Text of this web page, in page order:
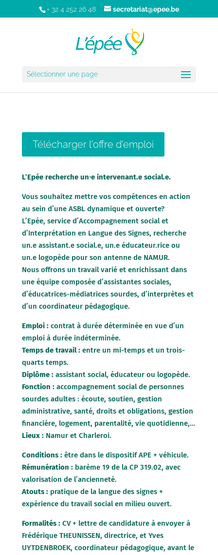
+ 32 4 252 26 48 secretariat@epee.be
Sélectionner une page
Télécharger l'offre d'emploi
L’Epée recherche un⸱e intervenant.e social.e.
Vous souhaitez mettre vos compétences en action
au sein d’une ASBL dynamique et ouverte?
L’Epée, service d’Accompagnement social et
d’Interprétation en Langue des Signes, recherche
un.e assistant.e social.e, un.e éducateur.rice ou
un.e logopède pour son antenne de NAMUR.
Nous offrons un travail varié et enrichissant dans
une équipe composée d’assistantes sociales,
d’éducatrices-médiatrices sourdes, d’interprètes et
d’un coordinateur pédagogique.
Emploi :contrat à durée déterminée en vue d’un
emploi à durée indéterminée.
Temps de travail :entre un mi-temps et un trois-
quarts temps.
Diplôme :assistant social, éducateur ou logopède.
Fonction :accompagnement social de personnes
sourdes adultes : écoute, soutien, gestion
administrative, santé, droits et obligations, gestion
financière, logement, parentalité, vie quotidienne,…
Lieux :Namur et Charleroi.
Conditions :être dans le dispositif APE + véhicule.
Rémunération :barème 19 de la CP 319.02, avec
valorisation de l’ancienneté.
Atouts :pratique de la langue des signes +
expérience du travail social en milieu ouvert.
Formalités :CV + lettre de candidature à envoyer à
Frédérique THEUNISSEN, directrice, et Yves
UYTDENBROEK, coordinateur pédagogique, avant le